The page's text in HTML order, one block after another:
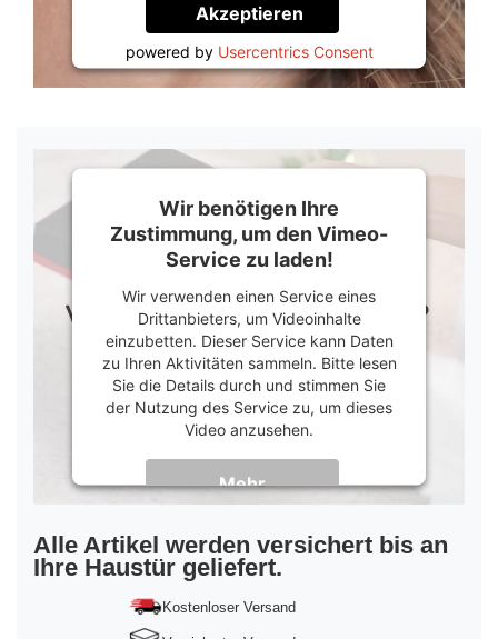
Akzeptieren
powered by Usercentrics Consent
Management Platform&Trusted Shops
Wir benötigen Ihre
Zustimmung, um den Vimeo-
Service zu laden!
Wir verwenden einen Service eines
Drittanbieters, um Videoinhalte
einzubetten. Dieser Service kann Daten
zu Ihren Aktivitäten sammeln. Bitte lesen
Sie die Details durch und stimmen Sie
der Nutzung des Service zu, um dieses
Video anzusehen.
Mehr
Informationen
Akzeptieren
powered byUsercentrics Consent
Management Platform&Trusted Shops
Alle Artikel werden versichert bis an
Ihre Haustür geliefert.
Kostenloser Versand